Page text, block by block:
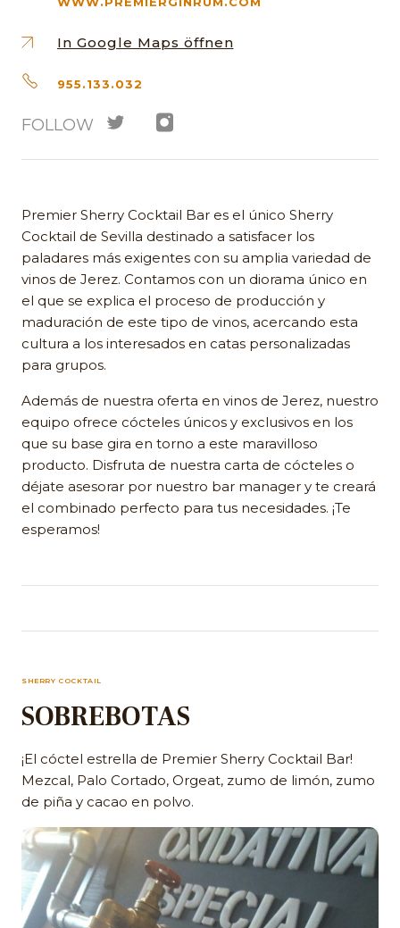
In Google Maps öffnen
955.133.032
FOLLOW
Premier Sherry Cocktail Bar es el único Sherry
Cocktail de Sevilla destinado a satisfacer los
paladares más exigentes con su amplia variedad de
vinos de Jerez. Contamos con un diorama único en
el que se explica el proceso de producción y
maduración de este tipo de vinos, acercando esta
cultura a los interesados en catas personalizadas
para grupos.
Además de nuestra oferta en vinos de Jerez, nuestro
equipo ofrece cócteles únicos y exclusivos en los
que su base gira en torno a este maravilloso
producto. Disfruta de nuestra carta de cócteles o
déjate asesorar por nuestro bar manager y te creará
el combinado perfecto para tus necesidades. ¡Te
esperamos!
SHERRY COCKTAIL
SOBREBOTAS
¡El cóctel estrella de Premier Sherry Cocktail Bar!
Mezcal, Palo Cortado, Orgeat, zumo de limón, zumo
de piña y cacao en polvo.